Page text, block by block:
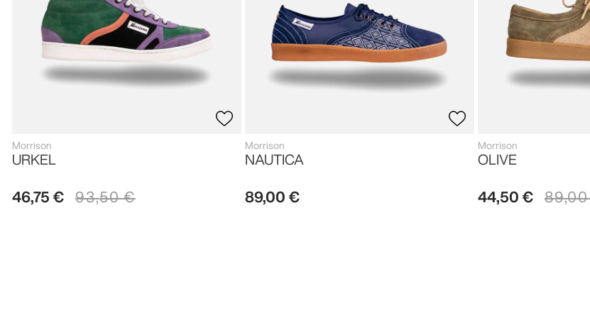
Morrison
URKEL
46,75 € 93,50 €
Morrison
NAUTICA
89,00 €
Morrison
OLIVE
44,50 € 89,00